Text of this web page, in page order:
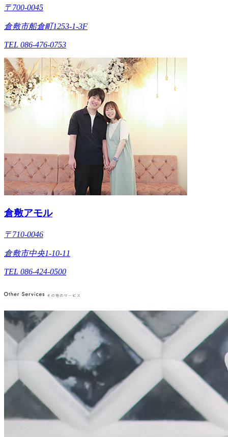
〒700-0045
倉敷市船倉町1253-1-3F
TEL 086-476-0753
倉敷アモル
〒710-0046
倉敷市中央1-10-11
TEL 086-424-0500